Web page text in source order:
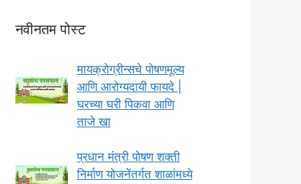
नवीनतम पोस्ट
मायक्रोग्रीन्सचे पोषणमूल्य
आणि आरोग्यदायी फायदे |
घरच्या घरी पिकवा आणि
ताजे खा
प्रधान मंत्री पोषण शक्ती
निर्माण योजनेंतर्गत शाळांमध्ये